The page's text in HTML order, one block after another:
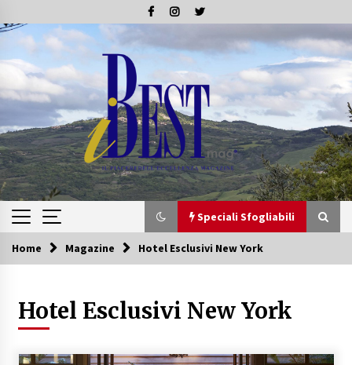
to
content
Speciali Sfogliabili
Speciali Sfogliabili
Speciale – Tesori di Toscana
16/07/2019
Home Magazine Hotel Esclusivi New York
Hotel Esclusivi New York